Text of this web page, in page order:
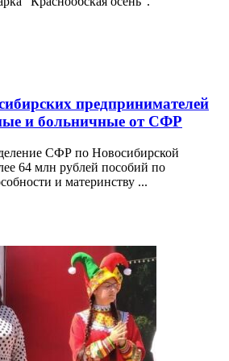
предпринимателей
и больничные от СФР
СФР по Новосибирской
64 млн рублей пособий по
и материнству ...